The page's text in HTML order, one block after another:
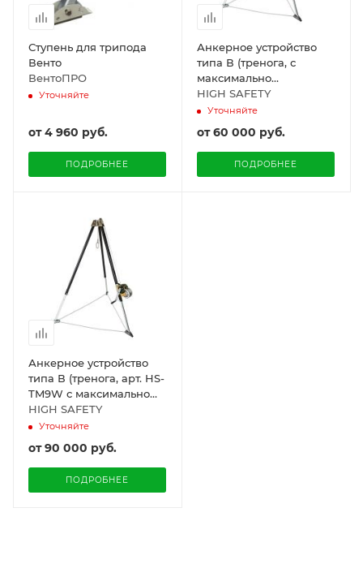
Ступень для трипода
Венто
ВентоПРО
Уточняйте
от4 960 руб.
ПОДРОБНЕЕ
Анкерное устройство
типа В (тренога, с
максимально
допустимым
одновременным числом
пользователей - не
более трёх)
HIGH SAFETY
Уточняйте
от60 000 руб.
ПОДРОБНЕЕ
Анкерное устройство
типа В (тренога, арт. HS-
TM9W с максимально
допустимым
одновременным числом
пользователей - не
более трёх со
спасательным
подъемным
HIGH SAFETY
Уточняйте
от90 000 руб.
ПОДРОБНЕЕ